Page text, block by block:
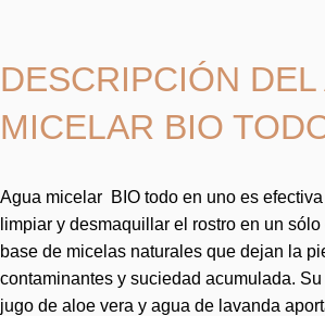
DESCRIPCIÓN DEL
MICELAR BIO
Agua micelar BIO todo en uno es
limpiar y desmaquillar el rostro en un
base de micelas naturales que dejan la
contaminantes y suciedad acumulada.
jugo de aloe vera y agua de lavanda